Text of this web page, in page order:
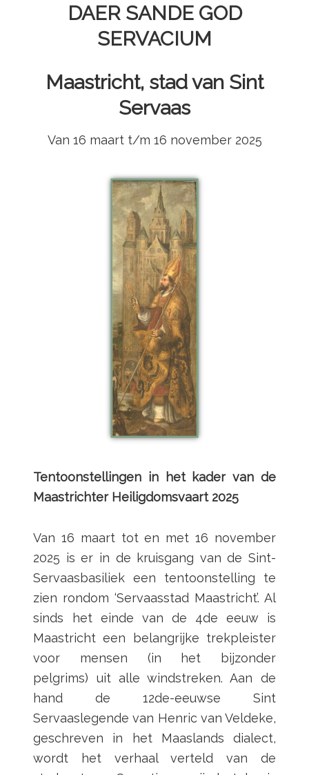
DAER SANDE GOD
SERVACIUM
Maastricht, stad van Sint
Servaas
Van 16 maart t/m 16 november 2025
Tentoonstellingen in het kader van de
Maastrichter Heiligdomsvaart 2025
Van 16 maart tot en met 16 november
2025 is er in de kruisgang van de Sint-
Servaasbasiliek een tentoonstelling te
zien rondom ‘Servaasstad Maastricht’. Al
sinds het einde van de 4de eeuw is
Maastricht een belangrijke trekpleister
voor mensen (in het bijzonder
pelgrims) uit alle windstreken. Aan de
hand de 12de-eeuwse Sint
Servaaslegende van Henric van Veldeke,
geschreven in het Maaslands dialect,
wordt het verhaal verteld van de